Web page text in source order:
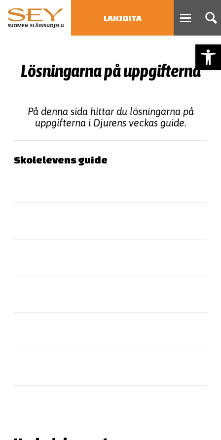
LAHJOITA
Type 2 or more characters
Lösningarna på uppgifterna
På denna sida hittar du lösningarna på
uppgifterna i Djurens veckas guide.
Skolelevens guide